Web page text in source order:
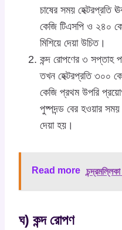
চাষের সময় হেক্টরপ্রতি
কেজি টিএসপি ও ২৪০
মিশিয়ে দেয়া উচিত।
কন্দ রোপণের ৩ সপ্তাহ
তখন হেক্টরপ্রতি ৩০০
কেজি প্রথম উপরি
পুষ্পদন্ড বের হওয়ার
দেয়া হয়।
Read more
ঘ) কন্দ রোপণ